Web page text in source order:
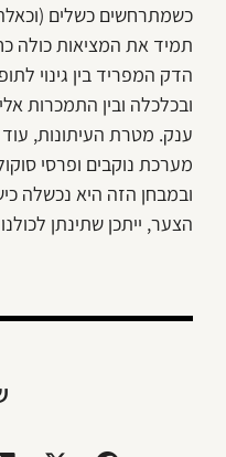
כשמתרחשים כשלים (וכאלה
תמיד את המציאות כולה
הדק המפריד בין גינוי
ובכלכלה ובין התמכרות
ענק. מטרת העיתונות,
מערכת נוקבים ופרסי
ובמבחן הזה היא נכשלה
הצער, ייתכן שתינתן